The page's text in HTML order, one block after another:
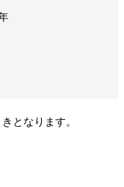
となります。